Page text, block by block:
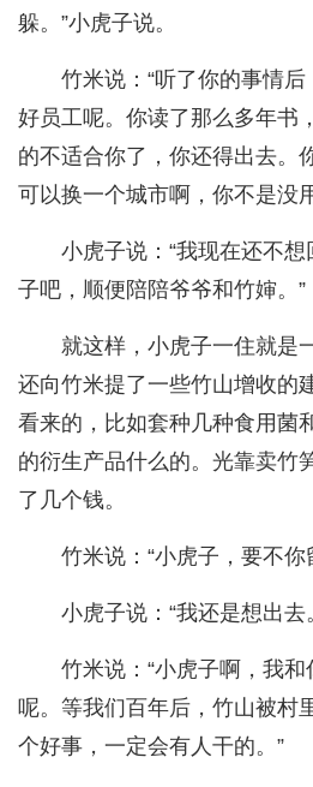
躲。”小虎子说。
竹米说：“听了你的事情
好员工呢。你读了那么多年书
的不适合你了，你还得出去。
可以换一个城市啊，你不是没
小虎子说：“我现在还不
子吧，顺便陪陪爷爷和竹婶。”
就这样，小虎子一住就是
还向竹米提了一些竹山增收的
看来的，比如套种几种食用菌
的衍生产品什么的。光靠卖竹
了几个钱。
竹米说：“小虎子，要不你
小虎子说：“我还是想出去
竹米说：“小虎子啊，我
呢。等我们百年后，竹山被村
个好事，一定会有人干的。”